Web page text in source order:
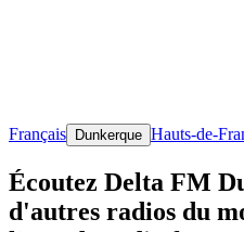
Français Dunkerque Hauts-de-
Écoutez Delta FM
d'autres radios du